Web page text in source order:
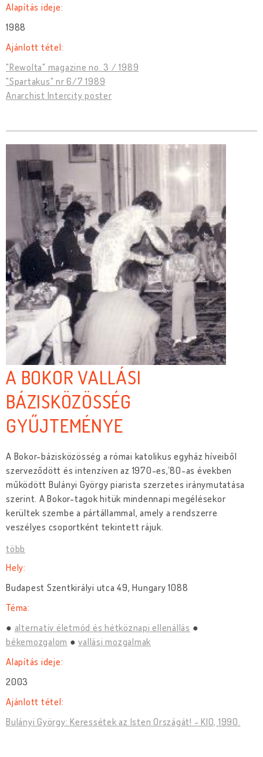
Alapítás ideje:
1988
Ajánlott tétel:
"Rewolta" magazine no. 3 / 1989
"Spartakus" nr 6/7 1989
Anarchist Intercity poster
A BOKOR VALLÁSI
BÁZISKÖZÖSSÉG
GYŰJTEMÉNYE
A Bokor-bázisközösség a római katolikus egyház híveiből
szerveződött és intenzíven az 1970-es,’80-as években
működött Bulányi György piarista szerzetes iránymutatása
szerint. A Bokor-tagok hitük mindennapi megélésekor
kerültek szembe a pártállammal, amely a rendszerre
veszélyes csoportként tekintett rájuk.
több
Hely:
Budapest Szentkirályi utca 49, Hungary 1088
Téma:
alternatív életmód és hétköznapi ellenállás
békemozgalom
vallási mozgalmak
Alapítás ideje:
2003
Ajánlott tétel:
Bulányi György: Keressétek az Isten Országát! - KIO, 1990.